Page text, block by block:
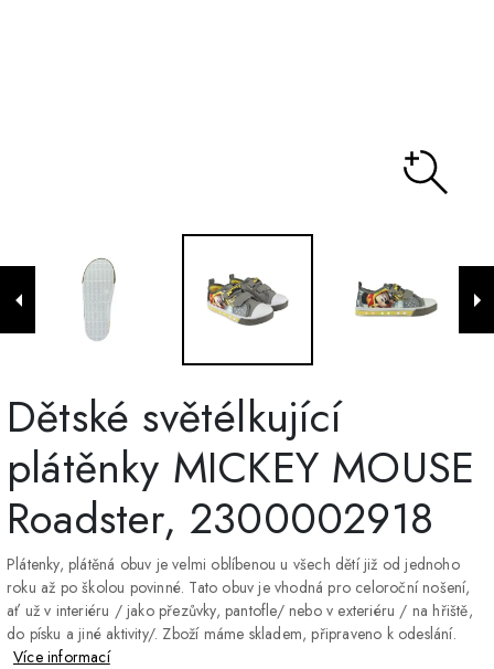
Dětské světélkující
plátěnky MICKEY MOUSE
Roadster, 2300002918
Plátenky, plátěná obuv je velmi oblíbenou u všech dětí již od jednoho
roku až po školou povinné. Tato obuv je vhodná pro celoroční nošení,
ať už v interiéru / jako přezůvky, pantofle/ nebo v exteriéru / na hřiště,
do písku a jiné aktivity/. Zboží máme skladem, připraveno k odeslání.
Více informací